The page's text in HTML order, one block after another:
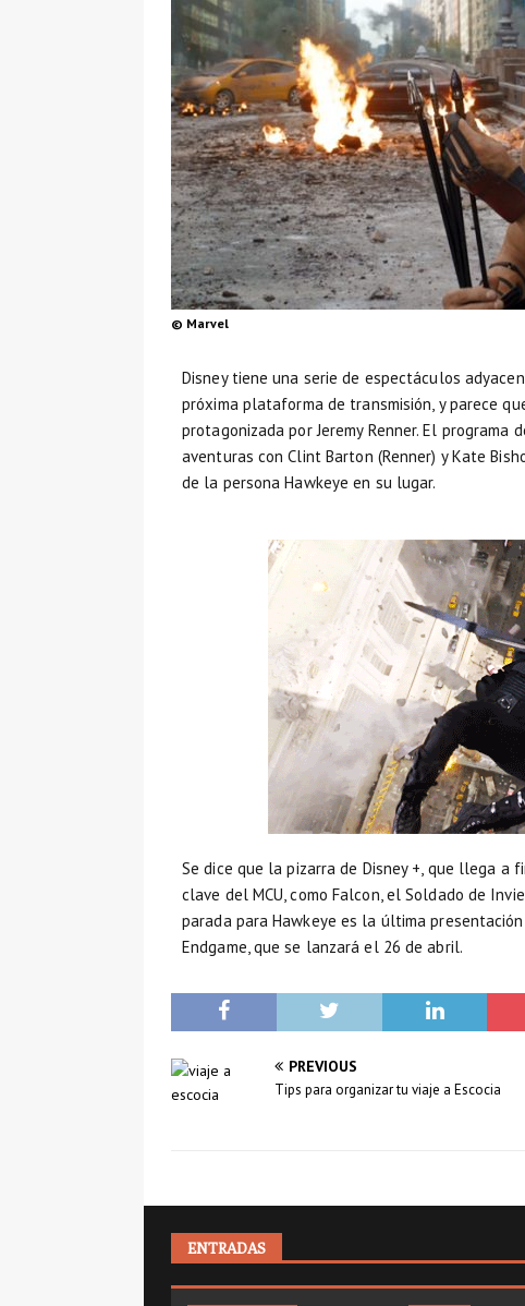
© Marvel
Disney tiene una serie de espectáculos
próxima plataforma de transmisión, y parece
protagonizada por Jeremy Renner. El programa
aventuras con Clint Barton (Renner) y Kate
de la persona Hawkeye en su lugar.
Se dice que la pizarra de Disney +, que llega
clave del MCU, como Falcon, el Soldado de
parada para Hawkeye es la última
Endgame, que se lanzará el 26 de abril.
PREVIOUS
Tips para organizar tu viaje a Escocia
ENTRADAS